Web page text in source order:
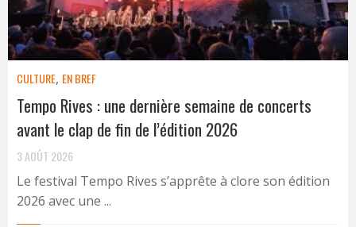
CULTURE, EN BREF
Tempo Rives : une dernière semaine de concerts
avant le clap de fin de l’édition 2026
3 AOÛT 2026
Le festival Tempo Rives s’apprête à clore son édition
2026 avec une ...